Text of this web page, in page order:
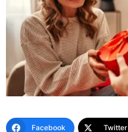
Facebook Twitter